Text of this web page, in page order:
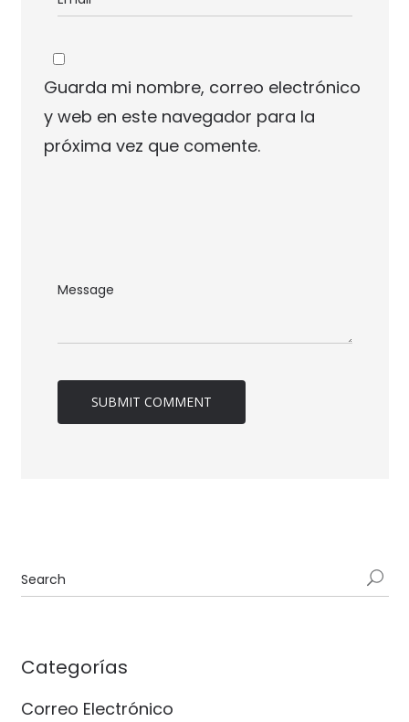
Guarda mi nombre, correo electrónico
y web en este navegador para la
próxima vez que comente.
Categorías
Correo Electrónico